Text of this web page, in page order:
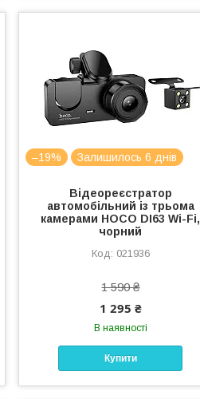
–19% Залишилось 6 днів
Відеореєстратор
автомобільний із трьома
камерами HOCO DI63 Wi-Fi,
чорний
021936
1 590 ₴
1 295 ₴
В наявності
Купити